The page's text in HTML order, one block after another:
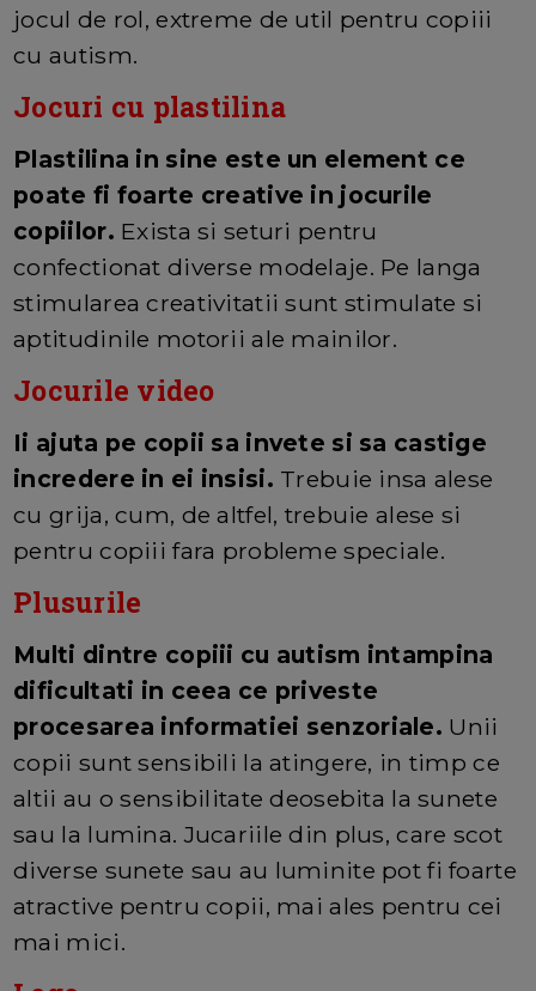
jocul de rol, extreme de util pentru copiii
cu autism.
Jocuri cu plastilina
Plastilina in sine este un element ce
poate fi foarte creative in jocurile
copiilor. Exista si seturi pentru
confectionat diverse modelaje. Pe langa
stimularea creativitatii sunt stimulate si
aptitudinile motorii ale mainilor.
Jocurile video
Ii ajuta pe copii sa invete si sa castige
incredere in ei insisi. Trebuie insa alese
cu grija, cum, de altfel, trebuie alese si
pentru copiii fara probleme speciale.
Plusurile
Multi dintre copiii cu autism intampina
dificultati in ceea ce priveste
procesarea informatiei senzoriale. Unii
copii sunt sensibili la atingere, in timp ce
altii au o sensibilitate deosebita la sunete
sau la lumina. Jucariile din plus, care scot
diverse sunete sau au luminite pot fi foarte
atractive pentru copii, mai ales pentru cei
mai mici.